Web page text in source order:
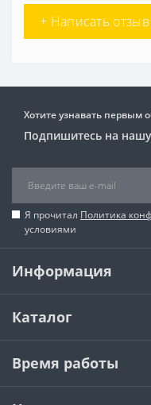
+ Написать отзыв
Хотите узнавать первым
Подпишитесь на
Я прочитал Политика
условиями
Информация
Каталог
Время работы